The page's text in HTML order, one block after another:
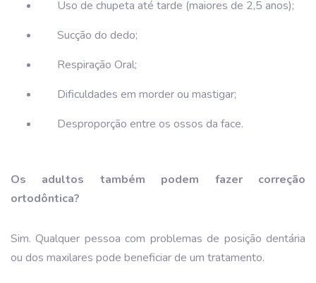
Uso de chupeta até tarde (maiores de 2,5 anos);
Sucção do dedo;
Respiração Oral;
Dificuldades em morder ou mastigar;
Desproporção entre os ossos da face.
Os adultos também podem fazer correção
ortodôntica?
Sim. Qualquer pessoa com problemas de posição dentária
ou dos maxilares pode beneficiar de um tratamento.